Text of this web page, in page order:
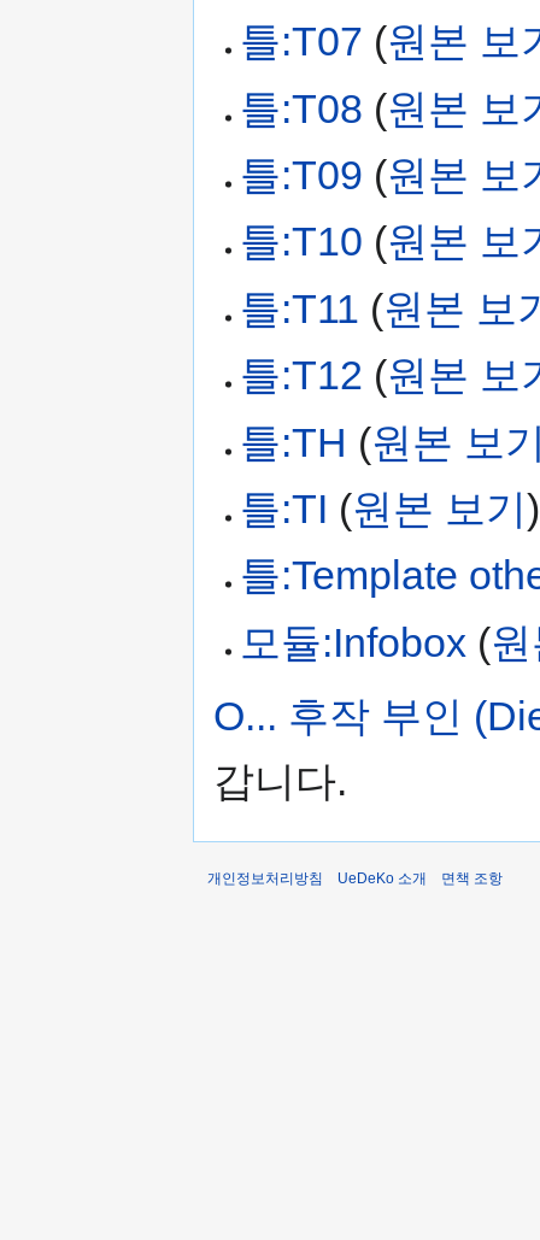
틀:T07 (원본 보
틀:T08 (원본 보
틀:T09 (원본 보
틀:T10 (원본 보
틀:T11 (원본 보
틀:T12 (원본 보
틀:TH (원본 보
틀:TI (원본 보기
틀:Template
모듈:Infobox (
O... 후작 부인
갑니다.
개인정보처리방침 UeDeKo 소개 면책 조항